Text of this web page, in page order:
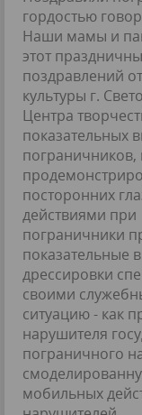
гордостью
Наши мамы и
этот
поздравлений
культуры г.
Центра
показательных
посторонних
действиями
пограничники
показательные
дрессировки
своими
ситуацию - как
нарушителя
пограничного
мобильных